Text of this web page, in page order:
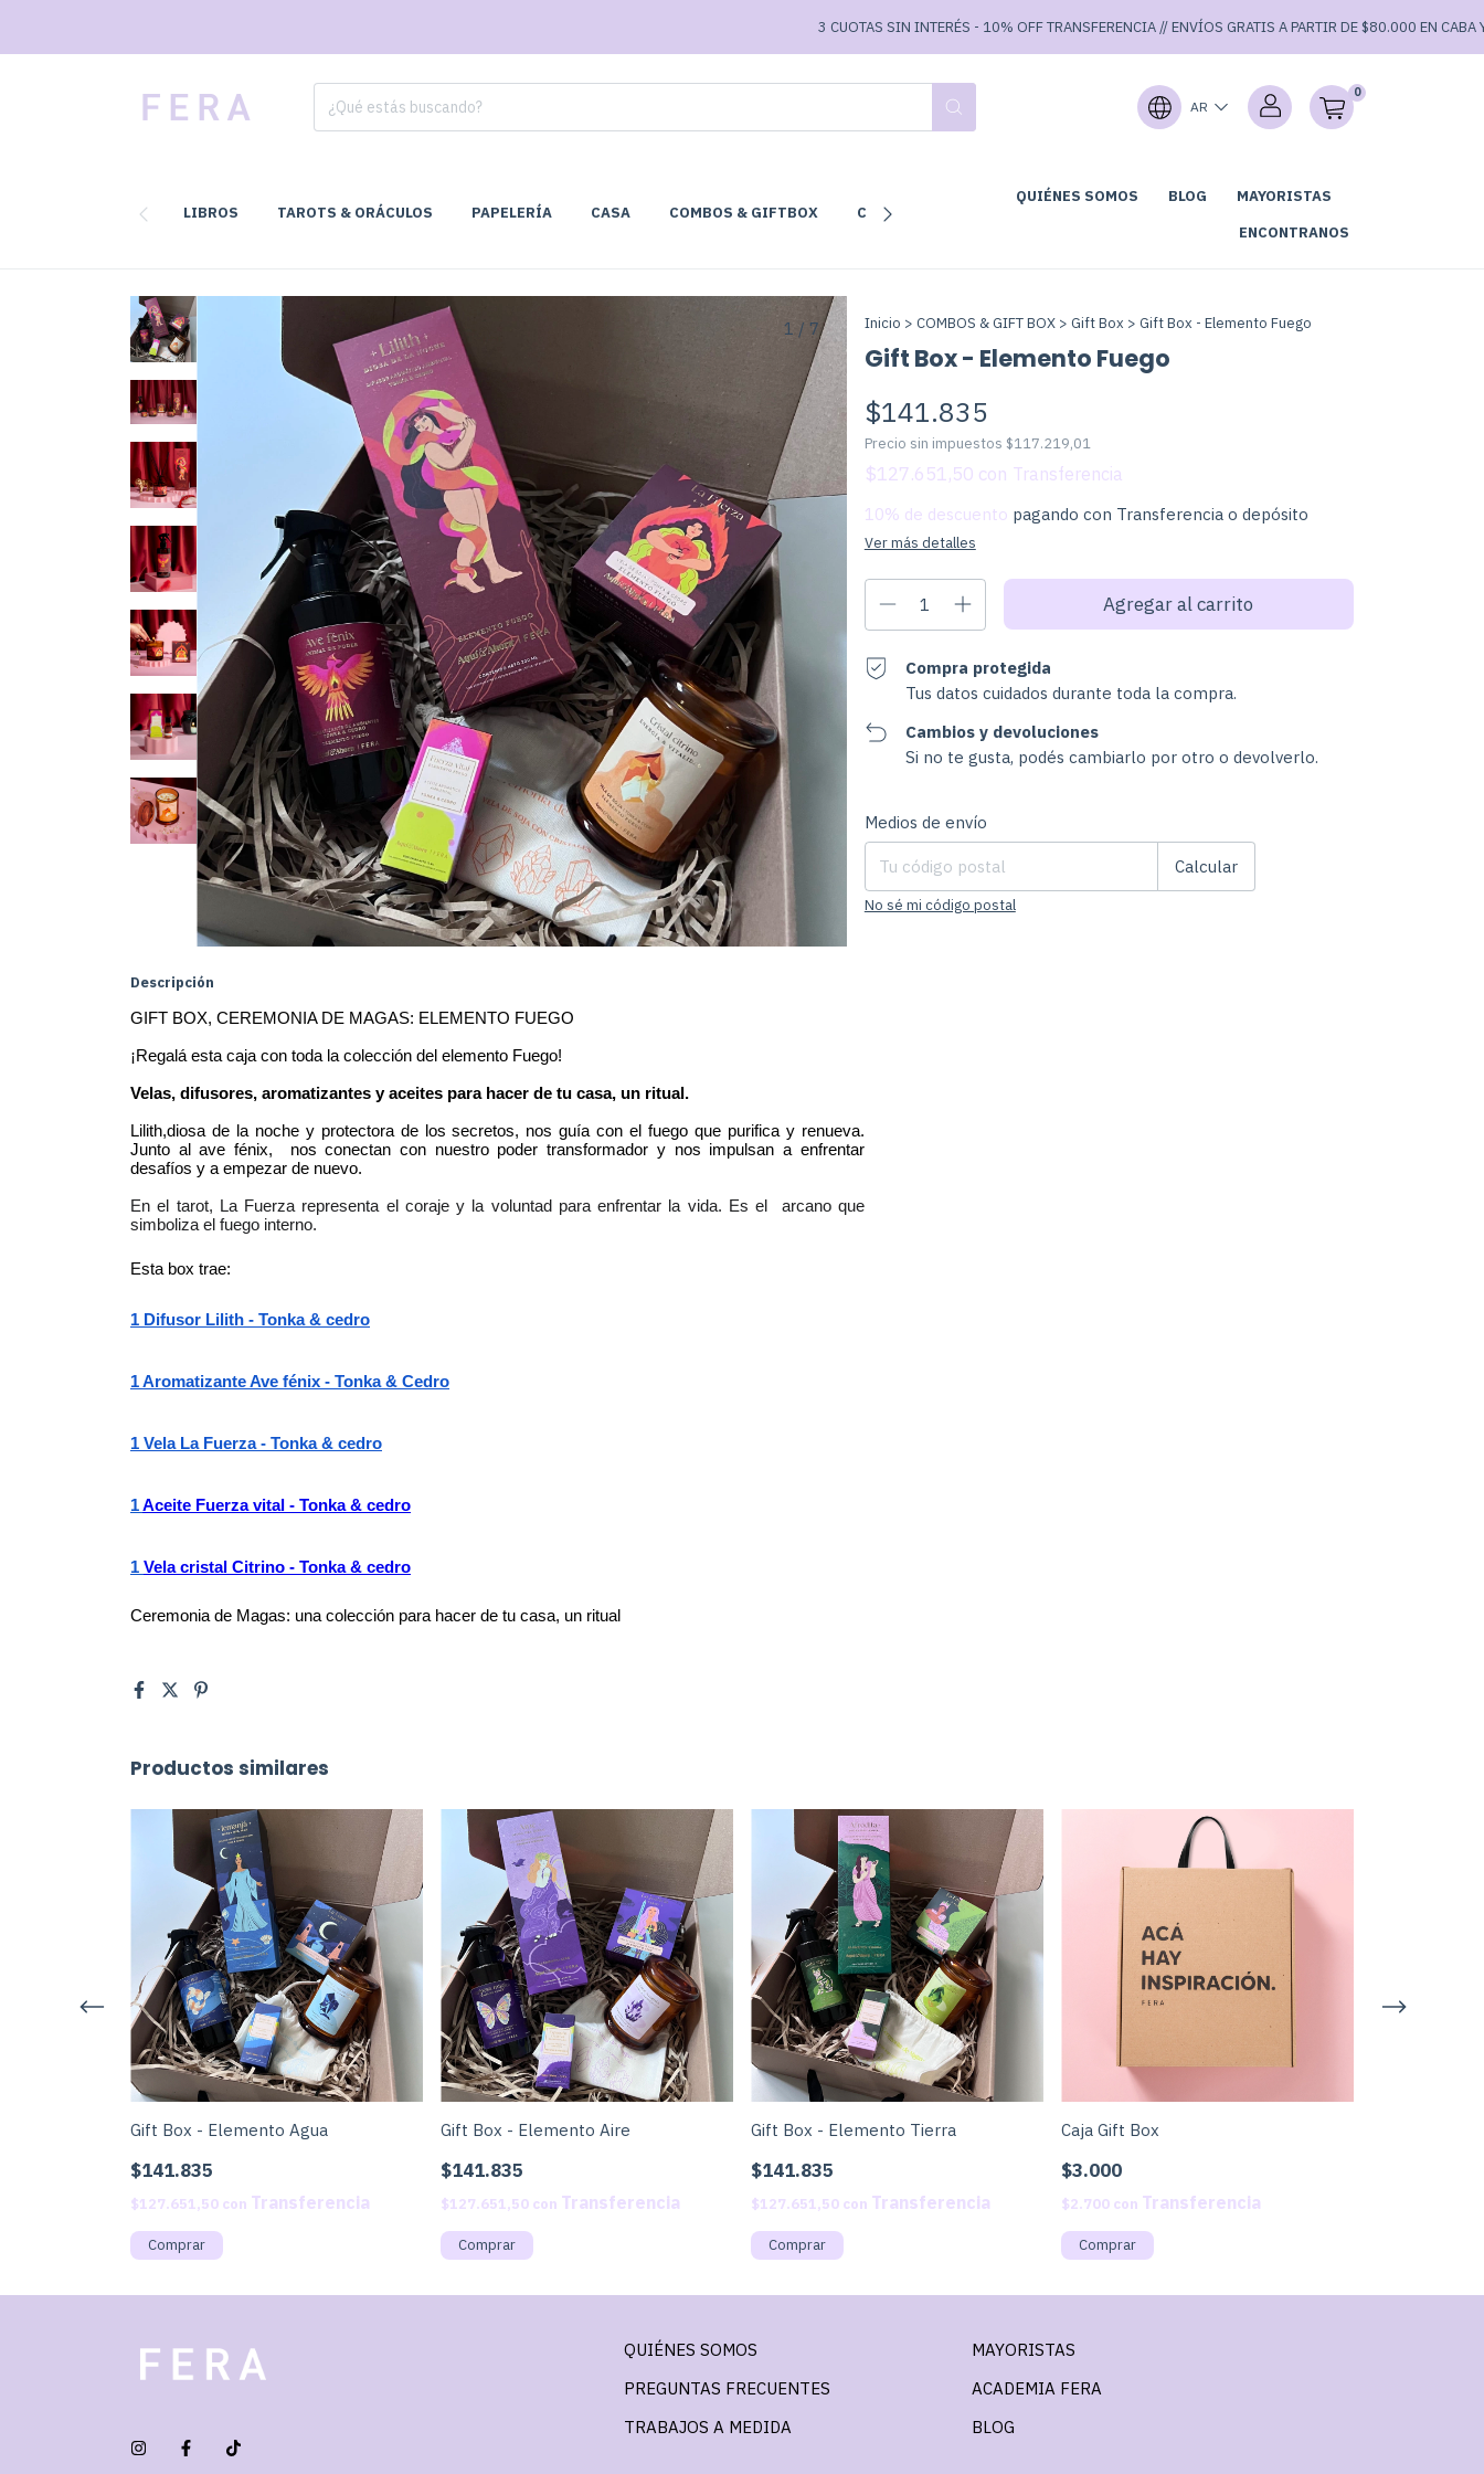
3 CUOTAS SIN INTERÉS - 10% OFF TRANSFERENCIA // ENVÍOS GRATIS A PARTIR DE $80.000 EN CABA Y
AR
0
LIBROS TAROTS & ORÁCULOS PAPELERÍA CASA COMBOS & GIFTBOX CLUB DE LECTURA
QUIÉNES SOMOS BLOG
MAYORISTAS
ENCONTRANOS
1 / 7 Inicio > COMBOS & GIFT BOX > Gift Box > Gift Box - Elemento Fuego
Gift Box - Elemento Fuego
$141.835
Precio sin impuestos $117.219,01
$127.651,50 con
10% de descuento pagando con Transferencia o depósito
Ver más detalles
Compra protegida
Tus datos cuidados durante toda la compra.
Cambios y devoluciones
Si no te gusta, podés cambiarlo por otro o devolverlo.
Entregas para el CP:
Medios de envío
Calcular
No sé mi código postal
Descripción
GIFT BOX, CEREMONIA DE MAGAS: ELEMENTO FUEGO
¡Regalá esta caja con toda la colección del elemento Fuego!
Velas, difusores, aromatizantes y aceites para hacer de tu casa, un ritual.
Lilith,diosa de la noche y protectora de los secretos, nos guía con el fuego que purifica y renueva.
Junto al ave fénix,  nos conectan con nuestro poder transformador y nos impulsan a enfrentar
desafíos y a empezar de nuevo.
En el tarot, La Fuerza representa el coraje y la voluntad para enfrentar la vida. Es el  arcano que
simboliza el fuego interno.
Esta box trae:
1 Difusor Lilith - Tonka & cedro
1 Aromatizante Ave fénix - Tonka & Cedro
1 Vela La Fuerza - Tonka & cedro
1 Aceite Fuerza vital - Tonka & cedro
1 Vela cristal Citrino - Tonka & cedro
Ceremonia de Magas: una colección para hacer de tu casa, un ritual
Productos similares
Gift Box - Elemento Agua
$141.835
$127.651,50 con
Gift Box - Elemento Aire
$141.835
$127.651,50 con
Gift Box - Elemento Tierra
$141.835
$127.651,50 con
Caja Gift Box
$3.000
$2.700 con
QUIÉNES SOMOS
PREGUNTAS FRECUENTES
TRABAJOS A MEDIDA
MAYORISTAS
ACADEMIA FERA
BLOG